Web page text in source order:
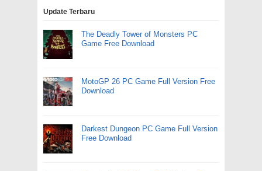
Update Terbaru
The Deadly Tower of Monsters PC
Game Free Download
MotoGP 26 PC Game Full Version Free
Download
Darkest Dungeon PC Game Full Version
Free Download